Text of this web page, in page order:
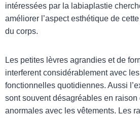
intéressées par la labiaplastie
améliorer l’aspect esthétique de
du corps.
Les petites lèvres agrandies et de
interferent considérablement avec
fonctionnelles quotidiennes. Aussi
sont souvent désagréables en
anormales avec les vêtements. Les